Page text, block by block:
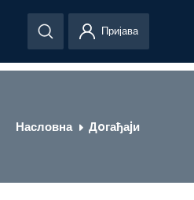
Пријава
Насловна Дoгађаjи